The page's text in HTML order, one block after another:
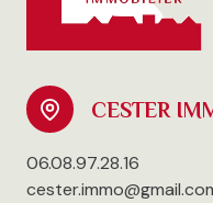
CESTER
06.08.97.28.16